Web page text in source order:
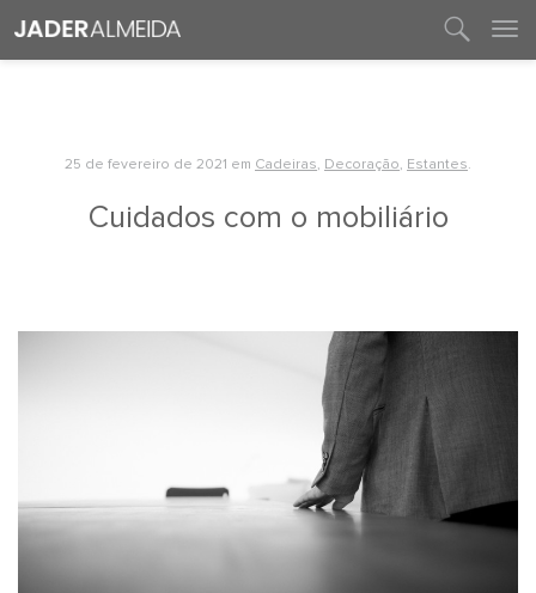
25 de fevereiro de 2021 em Cadeiras, Decoração, Estantes.
Cuidados com o mobiliário